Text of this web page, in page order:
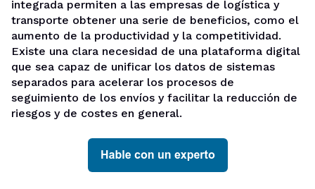
integrada permiten a las empresas de logística y
transporte obtener una serie de beneficios, como el
aumento de la productividad y la competitividad.
Existe una clara necesidad de una plataforma digital
que sea capaz de unificar los datos de sistemas
separados para acelerar los procesos de
seguimiento de los envíos y facilitar la reducción de
riesgos y de costes en general.